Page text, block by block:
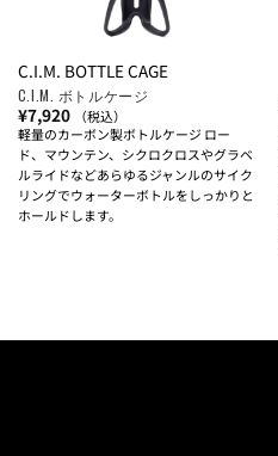
C.I.M. BOTTLE CAGE
C.I.M. ボトルケージ
¥7,920
（税込）
軽量のカーボン製ボトルケージ ロー
ド、マウンテン、シクロクロスやグラベ
ルライドなどあらゆるジャンルのサイク
リングでウォーターボトルをしっかりと
ホールドします。